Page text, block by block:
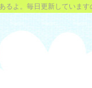
よ。毎日更新しています